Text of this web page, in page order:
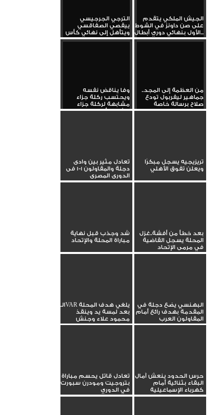
الجيش الملكي يتقدم
على صن داونز في الشوط
الأول بنهائي دوري أبطال...
الترجي الجرجيسي
ييقصي الصفاقسي
ويتأهل إلى نهائي كأس
تونس
من العظمة إلى المجد..
جماهير ليفربول تودع
صلاح برسالة خاصة
وفا يناقض نفسه
ويحتسب ركلة جزاء
مشابهة لركلة جزاء
الأهلي أمام...
تريزيجيه يسجل مبكرًا
ويعلن تفوق الأهلي
تعادل مثير بين وادى
دجلة والمقاولون 1-1 فى
الدورى المصرى
بعد خطأ من أفشة..غزل
المحلة يسجل القاضية
في مرمى الإتحاد
شد وجذب قبل نهاية
مباراة المحلة والإتحاد
البهنسي يضع دجلة في
المقدمة بهدف رائع أمام
المقاولون العرب
الـVAR يلغي هدف المحلة
بعد لمسة يد وينقذ
محمود علاء وجنش
حرس الحدود ينعش آمال
البقاء بثنائية أمام
كهرباء الإسماعيلية
تعادل قاتل يحسم مباراة
بتروجيت ومودرن سبورت
في الدوري